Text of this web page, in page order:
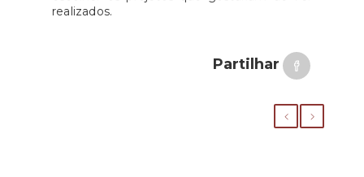
realizados.
Partilhar